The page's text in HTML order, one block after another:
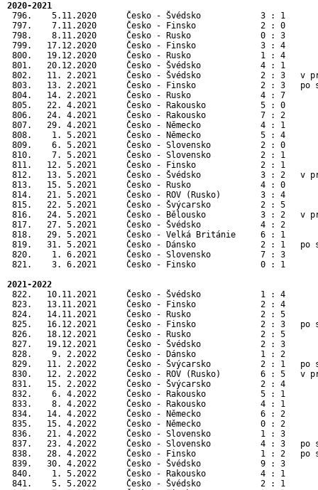
2020-2021
796.    5.11.2020      Česko - Švédsko            3 : 1
797.    7.11.2020      Česko - Finsko             2 : 0
798.    8.11.2020      Česko - Rusko              0 : 3
799.   17.12.2020      Česko - Finsko             3 : 4
800.   19.12.2020      Česko - Rusko              1 : 4
801.   20.12.2020      Česko - Švédsko            4 : 1
802.   11. 2.2021      Česko - Švédsko            2 : 3   v
803.   13. 2.2021      Česko - Finsko             2 : 3   po
804.   14. 2.2021      Česko - Rusko              4 : 7
805.   22. 4.2021      Česko - Rakousko           5 : 0
806.   24. 4.2021      Česko - Rakousko           7 : 2
807.   29. 4.2021      Česko - Německo            4 : 1
808.    1. 5.2021      Česko - Německo            5 : 4
809.    6. 5.2021      Česko - Slovensko          2 : 0
810.    7. 5.2021      Česko - Slovensko          2 : 1
811.   12. 5.2021      Česko - Finsko             2 : 1
812.   13. 5.2021      Česko - Švédsko            3 : 2   v
813.   15. 5.2021      Česko - Rusko              4 : 0
814.   21. 5.2021      Česko - ROV (Rusko)
815.   22. 5.2021      Česko - Švýcarsko
816.   24. 5.2021      Česko - Bělousko           3 : 2
817.   27. 5.2021      Česko - Švédsko
818.   29. 5.2021      Česko - Velká Británie
819.   31. 5.2021      Česko - Dánsko             2 : 1
820.    1. 6.2021      Česko - Slovensko
821.    3. 6.2021      Česko - Finsko
2021-2022
822.   10.11.2021      Česko - Švédsko            1 : 4
823.   13.11.2021      Česko - Finsko             2 : 4
824.   14.11.2021      Česko - Rusko              2 : 5
825.   16.12.2021      Česko - Finsko             2 : 3   po
826.   18.12.2021      Česko - Rusko              2 : 5
827.   19.12.2021      Česko - Švédsko            2 : 3
828.    9. 2.2022      Česko - Dánsko
829.   11. 2.2022      Česko - Švýcarsko          2 : 1
830.   12. 2.2022      Česko - ROV (Rusko)        6 : 5
831.   15. 2.2022      Česko - Švýcarsko
832.    6. 4.2022      Česko - Rakousko           5 : 1
833.    8. 4.2022      Česko - Rakousko           4 : 1
834.   14. 4.2022      Česko - Německo            6 : 2
835.   15. 4.2022      Česko - Německo            0 : 2
836.   21. 4.2022      Česko - Slovensko          1 : 3
837.   23. 4.2022      Česko - Slovensko          4 : 3   po
838.   28. 4.2022      Česko - Finsko             1 : 2   po
839.   30. 4.2022      Česko - Švédsko            9 : 3
840.    1. 5.2022      Česko - Rakousko           4 : 1
841.    5. 5.2022      Česko - Švédsko            2 : 1